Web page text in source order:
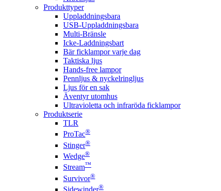
Produkttyper
Uppladdningsbara
USB-Uppladdningsbara
Multi-Bränsle
Icke-Laddningsbart
Bär ficklampor varje dag
Taktiska ljus
Hands-free lampor
Pennljus & nyckelringljus
Ljus för en sak
Äventyr utomhus
Ultravioletta och infraröda ficklampor
Produktserie
TLR
ProTac®
Stinger®
Wedge®
Stream™
Survivor®
Sidewinder®